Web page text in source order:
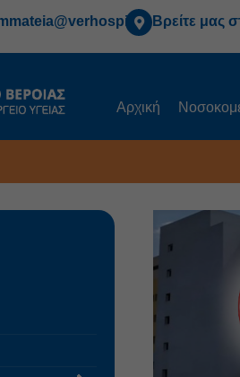
Βρείτε μας
Αρχική